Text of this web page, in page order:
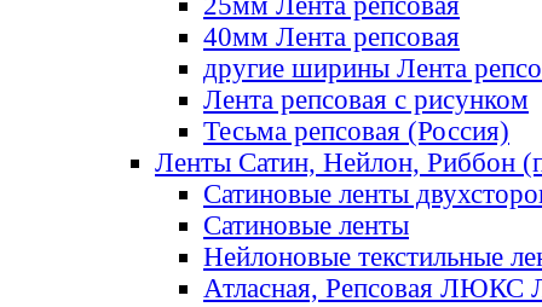
40мм Лента репсовая
другие ширины Лента
Лента репсовая с рисунком
Тесьма репсовая (Россия)
Ленты Сатин, Нейлон, Риббон
Сатиновые ленты
Сатиновые ленты
Нейлоновые текстильные
Атласная, Репсовая ЛЮКС